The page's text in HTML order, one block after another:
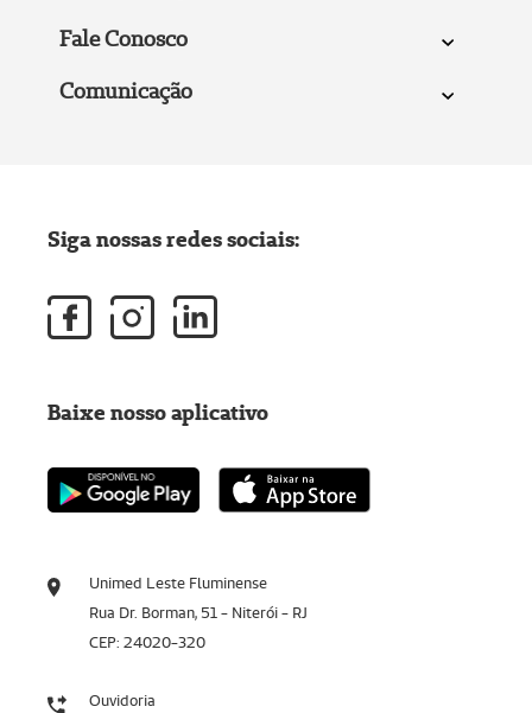
Fale Conosco
Comunicação
Unimed Leste Fluminense
Rua Dr. Borman, 51 - Niterói - RJ
CEP: 24020-320
Ouvidoria
Siga nossas redes sociais:
Baixe nosso aplicativo